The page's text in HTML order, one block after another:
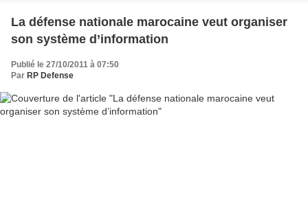
La défense nationale marocaine veut organiser
son système d’information
Publié le 27/10/2011 à 07:50
Par RP Defense